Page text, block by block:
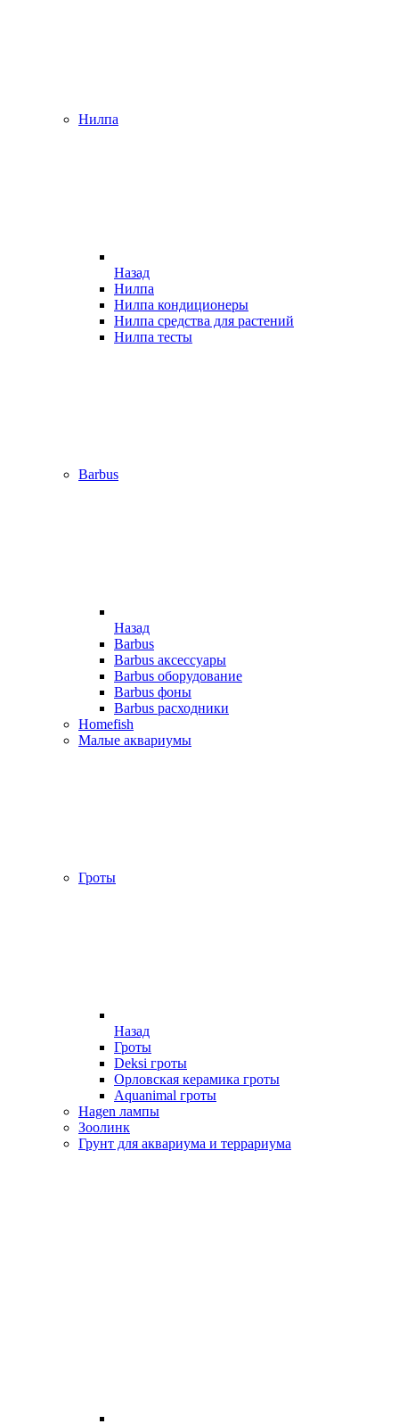
Нилпа
Назад
Нилпа
Нилпа кондиционеры
Нилпа средства для растений
Нилпа тесты
Barbus
Назад
Barbus
Barbus аксессуары
Barbus оборудование
Barbus фоны
Barbus расходники
Homefish
Малые аквариумы
Гроты
Назад
Гроты
Deksi гроты
Орловская керамика гроты
Aquanimal гроты
Hagen лампы
Зоолинк
Грунт для аквариума и террариума